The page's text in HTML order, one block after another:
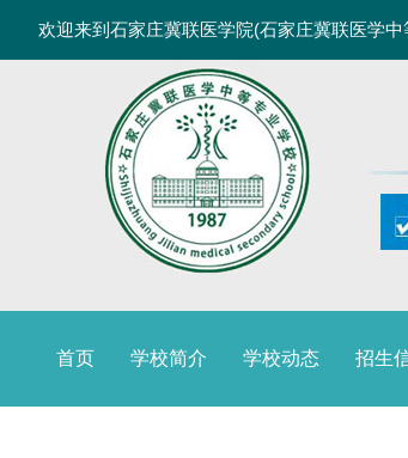
欢迎来到石家庄冀联医学院(石家庄冀联医学中
首页 学校简介 学校动态 招生